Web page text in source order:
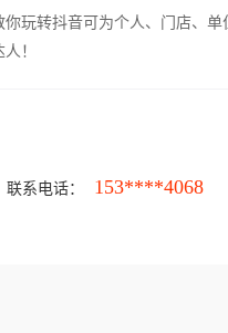
玩转抖音可为个人、门店、
！
联系电话： 153****4068